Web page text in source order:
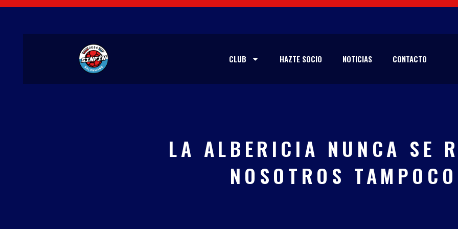
Ir
contenido
CLUB HAZTE SOCIO NOTICIAS CONTACTO
LA ALBERICIA NUNCA SE
NOSOTROS TAMPOCO